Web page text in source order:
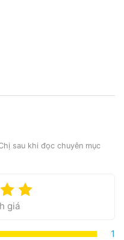
sau khi đọc chuyên mục
giá
1